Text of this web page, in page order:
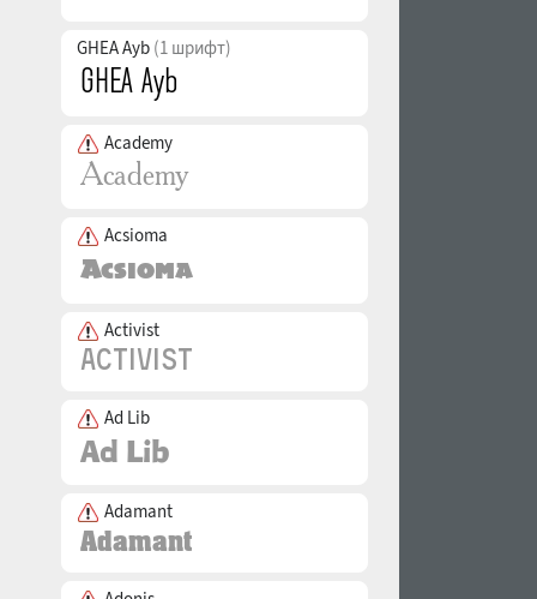
GHEA Ayb (1 шрифт)
Academy
Acsioma
Activist
Ad Lib
Adamant